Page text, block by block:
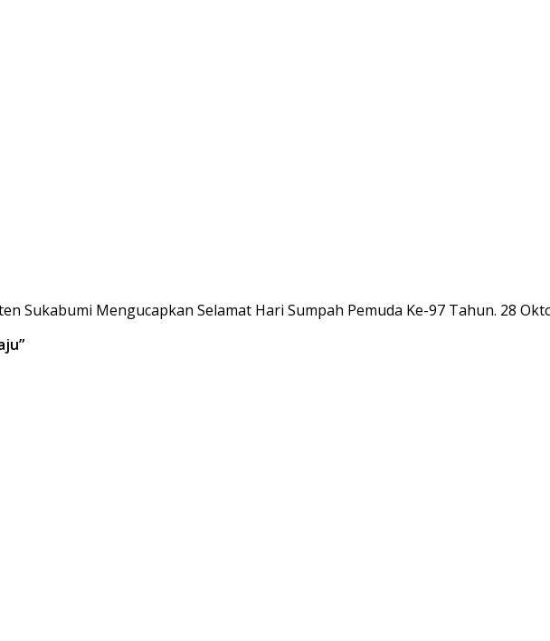
Sukabumi Mengucapkan Selamat Hari Sumpah Pemuda Ke-97 Tahun. 28